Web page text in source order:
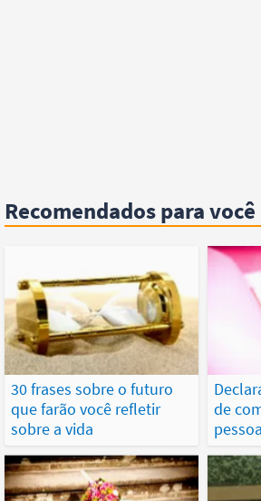
Recomendados para você
30 frases sobre o futuro
que farão você refletir
sobre a vida
de